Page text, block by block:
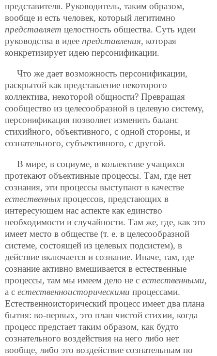
представителя. Руководитель, таким образом,
вообще и есть человек, который легитимно
представляет целостность общества. Суть идеи
руководства в идее представления, которая
конкретизирует идею персонификации.
Что же дает возможность персонификации,
раскрытой как представление некоторого
коллектива, некоторой общности? Превращая
сообщество из целесообразной в целевую систему,
персонификация позволяет изменить баланс
стихийного, объективного, с одной стороны, и
сознательного, субъективного, с другой.
В мире, в социуме, в коллективе учащихся
протекают объективные процессы. Там, где нет
сознания, эти процессы выступают в качестве
естественныхпроцессов, предстающих в
интересующем нас аспекте как единство
необходимости и случайности. Там же, где, как это
имеет место в обществе (т. е. в целесообразной
системе, состоящей из целевых подсистем), в
действие включается и сознание. Иначе, там, где
сознание активно вмешивается в естественные
процессы, там мы имеем дело не с естественными,
а с естественноисторическими процессами.
Естественноисторический процесс имеет два плана
бытия: во-первых, это план чистой стихии, когда
процесс предстает таким образом, как будто
сознательного воздействия на него либо нет
вообще, либо это воздействие сознательным по